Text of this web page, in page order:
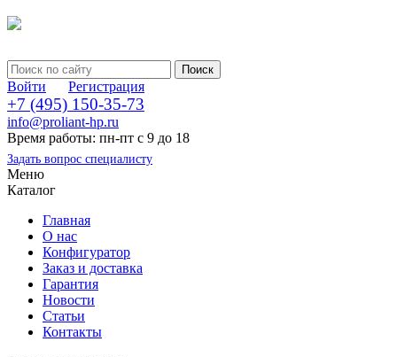
Войти Регистрация
+7 (495) 150-35-73
info@proliant-hp.ru
Время работы: пн-пт с 9 до 18
Задать вопрос специалисту
Меню
Каталог
Главная
О нас
Конфигуратор
Заказ и доставка
Гарантия
Новости
Статьи
Контакты